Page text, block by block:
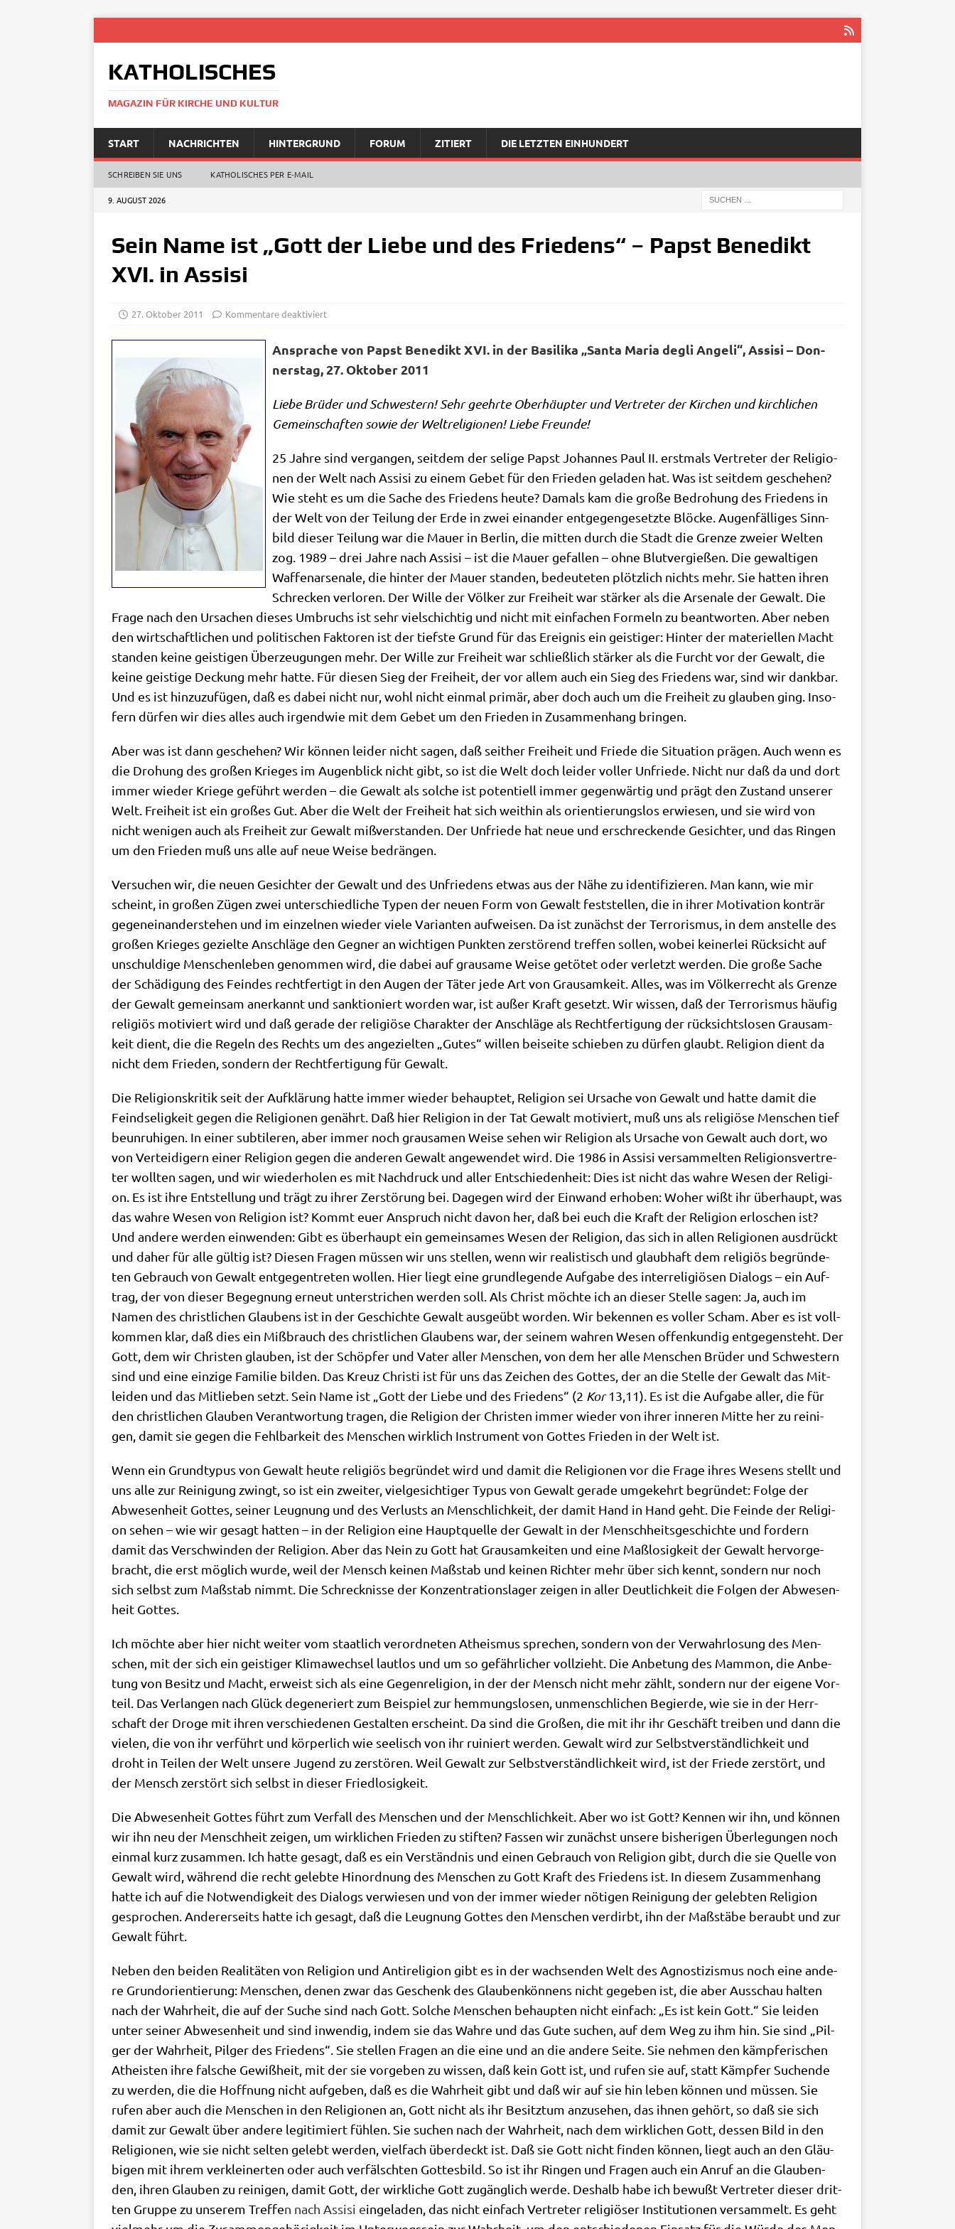
KATHOLISCHES
MAGAZIN FÜR KIRCHE UND KULTUR
START NACHRICHTEN HINTERGRUND FORUM ZITIERT DIE LETZTEN EINHUNDERT
SCHREIBEN SIE UNS KATHOLISCHES PER E‑MAIL
9. AUGUST 2026
Sein Name ist „Gott der Liebe und des Friedens“ – Papst Benedikt
XVI. in Assisi
27. Oktober 2011 Kommentare deaktiviert
Anspra­che von Papst Bene­dikt XVI. in der Basi­li­ka „San­ta Maria degli Ange­li“,Assi­si – Don­
ners­tag, 27. Okto­ber 2011
Lie­be Brü­der und Schwe­stern! Sehr geehr­te Ober­häup­ter und Ver­tre­ter der Kir­chen und kirch­li­chen
Gemein­schaf­ten sowie der Welt­re­li­gio­nen! Lie­be Freunde!
25 Jah­re sind ver­gan­gen, seit­dem der seli­ge Papst Johan­nes Paul II. erst­mals Ver­tre­ter der Reli­gio­
nen der Welt nach Assi­si zu einem Gebet für den Frie­den gela­den hat. Was ist seit­dem gesche­hen?
Wie steht es um die Sache des Frie­dens heu­te? Damals kam die gro­ße Bedro­hung des Frie­dens in
der Welt von der Tei­lung der Erde in zwei ein­an­der ent­ge­gen­ge­setz­te Blöcke. Augen­fäl­li­ges Sinn­
bild die­ser Tei­lung war die Mau­er in Ber­lin, die mit­ten durch die Stadt die Gren­ze zwei­er Wel­ten
zog. 1989 – drei Jah­re nach Assi­si – ist die Mau­er gefal­len – ohne Blut­ver­gie­ßen. Die gewal­ti­gen
Waf­fen­ar­se­na­le, die hin­ter der Mau­er stan­den, bedeu­te­ten plötz­lich nichts mehr. Sie hat­ten ihren
Schrecken ver­lo­ren. Der Wil­le der Völ­ker zur Frei­heit war stär­ker als die Arse­na­le der Gewalt. Die
Fra­ge nach den Ursa­chen die­ses Umbruchs ist sehr viel­schich­tig und nicht mit ein­fa­chen For­meln zu beant­wor­ten. Aber neben
den wirt­schaft­li­chen und poli­ti­schen Fak­to­ren ist der tief­ste Grund für das Ereig­nis ein gei­sti­ger: Hin­ter der mate­ri­el­len Macht
stan­den kei­ne gei­sti­gen Über­zeu­gun­gen mehr. Der Wil­le zur Frei­heit war schließ­lich stär­ker als die Furcht vor der Gewalt, die
kei­ne gei­sti­ge Deckung mehr hat­te. Für die­sen Sieg der Frei­heit, der vor allem auch ein Sieg des Frie­dens war, sind wir dank­bar.
Und es ist hin­zu­zu­fü­gen, daß es dabei nicht nur, wohl nicht ein­mal pri­mär, aber doch auch um die Frei­heit zu glau­ben ging. Inso­
fern dür­fen wir dies alles auch irgend­wie mit dem Gebet um den Frie­den in Zusam­men­hang bringen.
Aber was ist dann gesche­hen? Wir kön­nen lei­der nicht sagen, daß seit­her Frei­heit und Frie­de die Situa­ti­on prä­gen. Auch wenn es
die Dro­hung des gro­ßen Krie­ges im Augen­blick nicht gibt, so ist die Welt doch lei­der vol­ler Unfrie­de. Nicht nur daß da und dort
immer wie­der Krie­ge geführt wer­den – die Gewalt als sol­che ist poten­ti­ell immer gegen­wär­tig und prägt den Zustand unse­rer
Welt. Frei­heit ist ein gro­ßes Gut. Aber die Welt der Frei­heit hat sich weit­hin als ori­en­tie­rungs­los erwie­sen, und sie wird von
nicht weni­gen auch als Frei­heit zur Gewalt miß­ver­stan­den. Der Unfrie­de hat neue und erschrecken­de Gesich­ter, und das Rin­gen
um den Frie­den muß uns alle auf neue Wei­se bedrängen.
Ver­su­chen wir, die neu­en Gesich­ter der Gewalt und des Unfrie­dens etwas aus der Nähe zu iden­ti­fi­zie­ren. Man kann, wie mir
scheint, in gro­ßen Zügen zwei unter­schied­li­che Typen der neu­en Form von Gewalt fest­stel­len, die in ihrer Moti­va­ti­on kon­trär
gegen­ein­an­der­ste­hen und im ein­zel­nen wie­der vie­le Vari­an­ten auf­wei­sen. Da ist zunächst der Ter­ro­ris­mus, in dem anstel­le des
gro­ßen Krie­ges geziel­te Anschlä­ge den Geg­ner an wich­ti­gen Punk­ten zer­stö­rend tref­fen sol­len, wobei kei­ner­lei Rück­sicht auf
unschul­di­ge Men­schen­le­ben genom­men wird, die dabei auf grau­sa­me Wei­se getö­tet oder ver­letzt wer­den. Die gro­ße Sache
der Schä­di­gung des Fein­des recht­fer­tigt in den Augen der Täter jede Art von Grau­sam­keit. Alles, was im Völ­ker­recht als Gren­ze
der Gewalt gemein­sam aner­kannt und sank­tio­niert wor­den war, ist außer Kraft gesetzt. Wir wis­sen, daß der Ter­ro­ris­mus häu­fig
reli­gi­ös moti­viert wird und daß gera­de der reli­giö­se Cha­rak­ter der Anschlä­ge als Recht­fer­ti­gung der rück­sichts­lo­sen Grau­sam­
keit dient, die die Regeln des Rechts um des ange­ziel­ten „Gutes“ wil­len bei­sei­te schie­ben zu dür­fen glaubt. Reli­gi­on dient da
nicht dem Frie­den, son­dern der Recht­fer­ti­gung für Gewalt.
Die Reli­gi­ons­kri­tik seit der Auf­klä­rung hat­te immer wie­der behaup­tet, Reli­gi­on sei Ursa­che von Gewalt und hat­te damit die
Feind­se­lig­keit gegen die Reli­gio­nen genährt. Daß hier Reli­gi­on in der Tat Gewalt moti­viert, muß uns als reli­giö­se Men­schen tief
beun­ru­hi­gen. In einer sub­ti­le­ren, aber immer noch grau­sa­men Wei­se sehen wir Reli­gi­on als Ursa­che von Gewalt auch dort, wo
von Ver­tei­di­gern einer Reli­gi­on gegen die ande­ren Gewalt ange­wen­det wird. Die 1986 in Assi­si ver­sam­mel­ten Reli­gi­ons­ver­tre­
ter woll­ten sagen, und wir wie­der­ho­len es mit Nach­druck und aller Ent­schie­den­heit: Dies ist nicht das wah­re Wesen der Reli­gi­
on. Es ist ihre Ent­stel­lung und trägt zu ihrer Zer­stö­rung bei. Dage­gen wird der Ein­wand erho­ben: Woher wißt ihr über­haupt, was
das wah­re Wesen von Reli­gi­on ist? Kommt euer Anspruch nicht davon her, daß bei euch die Kraft der Reli­gi­on erlo­schen ist?
Und ande­re wer­den ein­wen­den: Gibt es über­haupt ein gemein­sa­mes Wesen der Reli­gi­on, das sich in allen Reli­gio­nen aus­drückt
und daher für alle gül­tig ist? Die­sen Fra­gen müs­sen wir uns stel­len, wenn wir rea­li­stisch und glaub­haft dem reli­gi­ös begrün­de­
ten Gebrauch von Gewalt ent­ge­gen­tre­ten wol­len. Hier liegt eine grund­le­gen­de Auf­ga­be des inter­re­li­giö­sen Dia­logs – ein Auf­
trag, der von die­ser Begeg­nung erneut unter­stri­chen wer­den soll. Als Christ möch­te ich an die­ser Stel­le sagen: Ja, auch im
Namen des christ­li­chen Glau­bens ist in der Geschich­te Gewalt aus­ge­übt wor­den. Wir beken­nen es vol­ler Scham. Aber es ist voll­
kom­men klar, daß dies ein Miß­brauch des christ­li­chen Glau­bens war, der sei­nem wah­ren Wesen offen­kun­dig ent­ge­gen­steht. Der
Gott, dem wir Chri­sten glau­ben, ist der Schöp­fer und Vater aller Men­schen, von dem her alle Men­schen Brü­der und Schwe­stern
sind und eine ein­zi­ge Fami­lie bil­den. Das Kreuz Chri­sti ist für uns das Zei­chen des Got­tes, der an die Stel­le der Gewalt das Mit­
lei­den und das Mit­lie­ben setzt. Sein Name ist „Gott der Lie­be und des Frie­dens“ (2 Kor13,11). Es ist die Auf­ga­be aller, die für
den christ­li­chen Glau­ben Ver­ant­wor­tung tra­gen, die Reli­gi­on der Chri­sten immer wie­der von ihrer inne­ren Mit­te her zu rei­ni­
gen, damit sie gegen die Fehl­bar­keit des Men­schen wirk­lich Instru­ment von Got­tes Frie­den in der Welt ist.
Wenn ein Grund­ty­pus von Gewalt heu­te reli­gi­ös begrün­det wird und damit die Reli­gio­nen vor die Fra­ge ihres Wesens stellt und
uns alle zur Rei­ni­gung zwingt, so ist ein zwei­ter, viel­ge­sich­ti­ger Typus von Gewalt gera­de umge­kehrt begrün­det: Fol­ge der
Abwe­sen­heit Got­tes, sei­ner Leug­nung und des Ver­lusts an Mensch­lich­keit, der damit Hand in Hand geht. Die Fein­de der Reli­gi­
on sehen – wie wir gesagt hat­ten – in der Reli­gi­on eine Haupt­quel­le der Gewalt in der Mensch­heits­ge­schich­te und for­dern
damit das Ver­schwin­den der Reli­gi­on. Aber das Nein zu Gott hat Grau­sam­kei­ten und eine Maß­lo­sig­keit der Gewalt her­vor­ge­
bracht, die erst mög­lich wur­de, weil der Mensch kei­nen Maß­stab und kei­nen Rich­ter mehr über sich kennt, son­dern nur noch
sich selbst zum Maß­stab nimmt. Die Schreck­nis­se der Kon­zen­tra­ti­ons­la­ger zei­gen in aller Deut­lich­keit die Fol­gen der Abwe­sen­
heit Gottes.
Ich möch­te aber hier nicht wei­ter vom staat­lich ver­ord­ne­ten Athe­is­mus spre­chen, son­dern von der Ver­wahr­lo­sung des Men­
schen, mit der sich ein gei­sti­ger Kli­ma­wech­sel laut­los und um so gefähr­li­cher voll­zieht. Die Anbe­tung des Mam­mon, die Anbe­
tung von Besitz und Macht, erweist sich als eine Gegen­re­li­gi­on, in der der Mensch nicht mehr zählt, son­dern nur der eige­ne Vor­
teil. Das Ver­lan­gen nach Glück dege­ne­riert zum Bei­spiel zur hem­mungs­lo­sen, unmensch­li­chen Begier­de, wie sie in der Herr­
schaft der Dro­ge mit ihren ver­schie­de­nen Gestal­ten erscheint. Da sind die Gro­ßen, die mit ihr ihr Geschäft trei­ben und dann die
vie­len, die von ihr ver­führt und kör­per­lich wie see­lisch von ihr rui­niert wer­den. Gewalt wird zur Selbst­ver­ständ­lich­keit und
droht in Tei­len der Welt unse­re Jugend zu zer­stö­ren. Weil Gewalt zur Selbst­ver­ständ­lich­keit wird, ist der Frie­de zer­stört, und
der Mensch zer­stört sich selbst in die­ser Friedlosigkeit.
Die Abwe­sen­heit Got­tes führt zum Ver­fall des Men­schen und der Mensch­lich­keit. Aber wo ist Gott? Ken­nen wir ihn, und kön­nen
wir ihn neu der Mensch­heit zei­gen, um wirk­li­chen Frie­den zu stif­ten? Fas­sen wir zunächst unse­re bis­he­ri­gen Über­le­gun­gen noch
ein­mal kurz zusam­men. Ich hat­te gesagt, daß es ein Ver­ständ­nis und einen Gebrauch von Reli­gi­on gibt, durch die sie Quel­le von
Gewalt wird, wäh­rend die recht geleb­te Hin­ord­nung des Men­schen zu Gott Kraft des Frie­dens ist. In die­sem Zusam­men­hang
hat­te ich auf die Not­wen­dig­keit des Dia­logs ver­wie­sen und von der immer wie­der nöti­gen Rei­ni­gung der geleb­ten Reli­gi­on
gespro­chen. Ande­rer­seits hat­te ich gesagt, daß die Leug­nung Got­tes den Men­schen ver­dirbt, ihn der Maß­stä­be beraubt und zur
Gewalt führt.
Neben den bei­den Rea­li­tä­ten von Reli­gi­on und Anti­re­li­gi­on gibt es in der wach­sen­den Welt des Agno­sti­zis­mus noch eine ande­
re Grund­ori­en­tie­rung: Men­schen, denen zwar das Geschenk des Glau­ben­kön­nens nicht gege­ben ist, die aber Aus­schau hal­ten
nach der Wahr­heit, die auf der Suche sind nach Gott. Sol­che Men­schen behaup­ten nicht ein­fach: „Es ist kein Gott.“ Sie lei­den
unter sei­ner Abwe­sen­heit und sind inwen­dig, indem sie das Wah­re und das Gute suchen, auf dem Weg zu ihm hin. Sie sind „Pil­
ger der Wahr­heit, Pil­ger des Frie­dens“. Sie stel­len Fra­gen an die eine und an die ande­re Sei­te. Sie neh­men den kämp­fe­ri­schen
Athe­isten ihre fal­sche Gewiß­heit, mit der sie vor­ge­ben zu wis­sen, daß kein Gott ist, und rufen sie auf, statt Kämp­fer Suchen­de
zu wer­den, die die Hoff­nung nicht auf­ge­ben, daß es die Wahr­heit gibt und daß wir auf sie hin leben kön­nen und müs­sen. Sie
rufen aber auch die Men­schen in den Reli­gio­nen an, Gott nicht als ihr Besitz­tum anzu­se­hen, das ihnen gehört, so daß sie sich
damit zur Gewalt über ande­re legi­ti­miert füh­len. Sie suchen nach der Wahr­heit, nach dem wirk­li­chen Gott, des­sen Bild in den
Reli­gio­nen, wie sie nicht sel­ten gelebt wer­den, viel­fach über­deckt ist. Daß sie Gott nicht fin­den kön­nen, liegt auch an den Gläu­
bi­gen mit ihrem ver­klei­ner­ten oder auch ver­fälsch­ten Got­tes­bild. So ist ihr Rin­gen und Fra­gen auch ein Anruf an die Glau­ben­
den, ihren Glau­ben zu rei­ni­gen, damit Gott, der wirk­li­che Gott zugäng­lich wer­de. Des­halb habe ich bewußt Ver­tre­ter die­ser drit­
ten Grup­pe zu unse­rem Tref­fen nach Assi­si einge­la­den, das nicht ein­fach Ver­tre­ter reli­giö­ser Insti­tu­tio­nen ver­sam­melt. Es geht